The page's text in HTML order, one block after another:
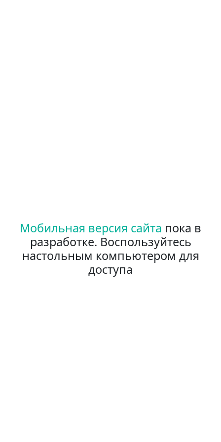
Мобильная версия сайта пока в
разработке. Воспользуйтесь
настольным компьютером для
доступа